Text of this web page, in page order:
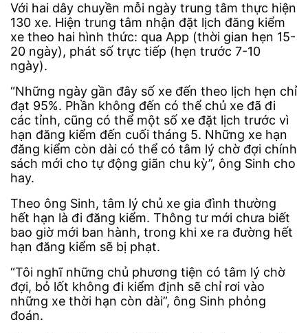
Với hai dây chuyền mỗi ngày trung tâm thực hiện
130 xe. Hiện trung tâm nhận đặt lịch đăng kiểm
xe theo hai hình thức: qua App (thời gian hẹn 15-
20 ngày), phát số trực tiếp (hẹn trước 7-10
ngày).
“Những ngày gần đây số xe đến theo lịch hẹn chỉ
đạt 95%. Phần không đến có thể chủ xe đã đi
các tỉnh, cũng có thể một số xe đặt lịch trước vì
hạn đăng kiểm đến cuối tháng 5. Những xe hạn
đăng kiểm còn dài có thể có tâm lý chờ đợi chính
sách mới cho tự động giãn chu kỳ”, ông Sinh cho
hay.
Theo ông Sinh, tâm lý chủ xe gia đình thường
hết hạn là đi đăng kiểm. Thông tư mới chưa biết
bao giờ mới ban hành, trong khi xe ra đường hết
hạn đăng kiểm sẽ bị phạt.
“Tôi nghĩ những chủ phương tiện có tâm lý chờ
đợi, bỏ lốt không đi kiểm định sẽ chỉ rơi vào
những xe thời hạn còn dài”, ông Sinh phỏng
đoán.